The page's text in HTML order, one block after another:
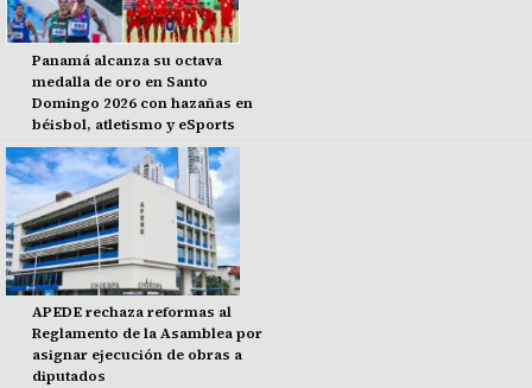
Panamá alcanza su octava
medalla de oro en Santo
Domingo 2026 con hazañas en
béisbol, atletismo y eSports
APEDE rechaza reformas al
Reglamento de la Asamblea por
asignar ejecución de obras a
diputados